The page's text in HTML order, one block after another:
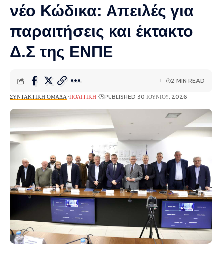
νέο Κώδικα: Απειλές για
παραιτήσεις και έκτακτο
Δ.Σ της ΕΝΠΕ
ΣΥΝΤΑΚΤΙΚΉ ΟΜΆΔΑ ΠΟΛΙΤΙΚΉ PUBLISHED 30 ΙΟΥΝΊΟΥ, 2026
2 MIN READ